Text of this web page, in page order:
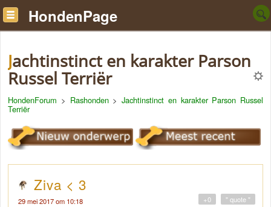
HondenPage
Jachtinstinct en karakter Parson
Russel Terriër
HondenForum > Rashonden> Jachtinstinct en karakter Parson Russel
Terriër
Ziva < 3
29 mei 2017 om 10:18 " quote "
+0